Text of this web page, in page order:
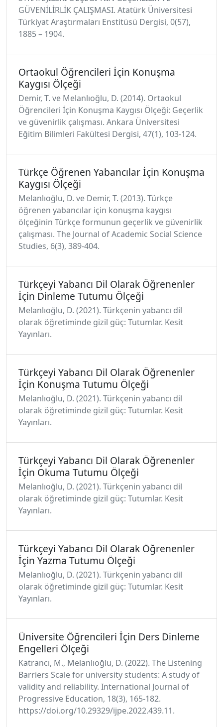
GÜVENİLİRLİK ÇALIŞMASI. Atatürk Üniversitesi
Türkiyat Araştırmaları Enstitüsü Dergisi, 0(57),
1885 – 1904.
Ortaokul Öğrencileri İçin Konuşma
Kaygısı Ölçeği
Demir, T. ve Melanlıoğlu, D. (2014). Ortaokul
Öğrencileri İçin Konuşma Kaygısı Ölçeği: Geçerlik
ve güvenirlik çalışması. Ankara Üniversitesi
Eğitim Bilimleri Fakültesi Dergisi, 47(1), 103-124.
Türkçe Öğrenen Yabancılar İçin Konuşma
Kaygısı Ölçeği
Melanlıoğlu, D. ve Demir, T. (2013). Türkçe
öğrenen yabancılar için konuşma kaygısı
ölçeğinin Türkçe formunun geçerlik ve güvenirlik
çalışması. The Journal of Academic Social Science
Studies, 6(3), 389-404.
Türkçeyi Yabancı Dil Olarak Öğrenenler
İçin Dinleme Tutumu Ölçeği
Melanlıoğlu, D. (2021). Türkçenin yabancı dil
olarak öğretiminde gizil güç: Tutumlar. Kesit
Yayınları.
Türkçeyi Yabancı Dil Olarak Öğrenenler
İçin Konuşma Tutumu Ölçeği
Melanlıoğlu, D. (2021). Türkçenin yabancı dil
olarak öğretiminde gizil güç: Tutumlar. Kesit
Yayınları.
Türkçeyi Yabancı Dil Olarak Öğrenenler
İçin Okuma Tutumu Ölçeği
Melanlıoğlu, D. (2021). Türkçenin yabancı dil
olarak öğretiminde gizil güç: Tutumlar. Kesit
Yayınları.
Türkçeyi Yabancı Dil Olarak Öğrenenler
İçin Yazma Tutumu Ölçeği
Melanlıoğlu, D. (2021). Türkçenin yabancı dil
olarak öğretiminde gizil güç: Tutumlar. Kesit
Yayınları.
Üniversite Öğrencileri İçin Ders Dinleme
Engelleri Ölçeği
Katrancı, M., Melanlıoğlu, D. (2022). The Listening
Barriers Scale for university students: A study of
validity and reliability. International Journal of
Progressive Education, 18(3), 165-182.
https://doi.org/10.29329/ijpe.2022.439.11.